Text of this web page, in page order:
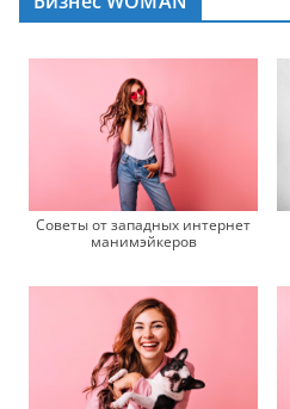
Советы от западных интернет
манимэйкеров